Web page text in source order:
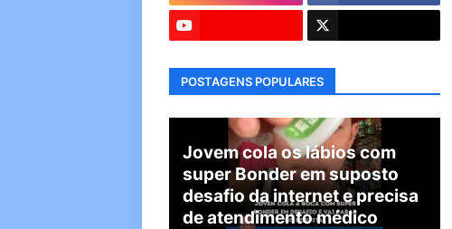
POSTAGENS POPULARES
Jovem cola os lábios com
super Bonder em suposto
desafio da internet e precisa
de atendimento médico